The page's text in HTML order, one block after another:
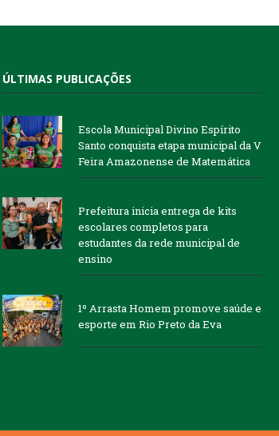
ÚLTIMAS PUBLICAÇÕES
Escola Municipal Divino Espírito
Santo conquista etapa municipal da V
Feira Amazonense de Matemática
Prefeitura inicia entrega de kits
escolares completos para
estudantes da rede municipal de
ensino
1º Arrasta Homem promove saúde e
esporte em Rio Preto da Eva